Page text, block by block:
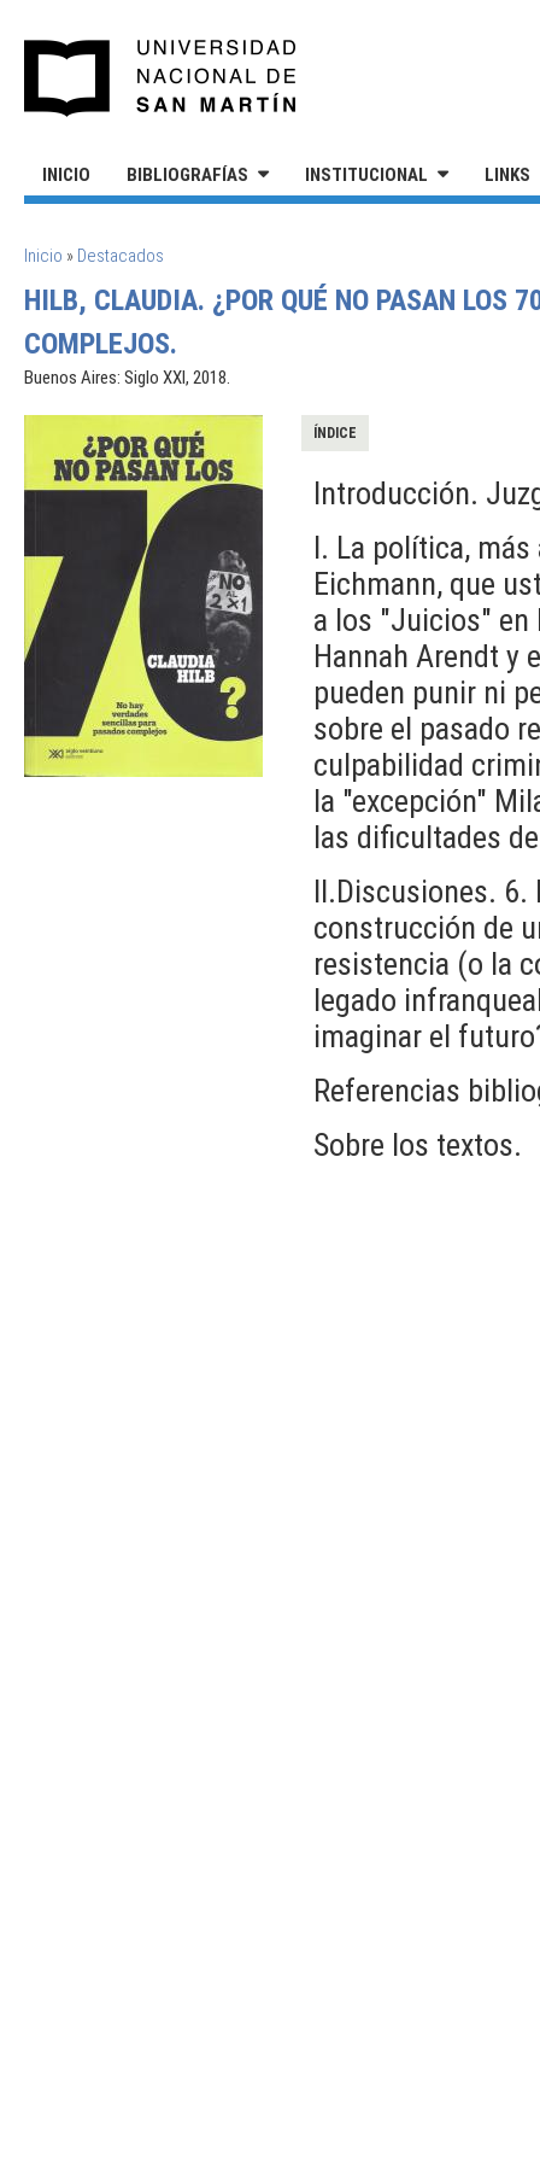
INICIO BIBLIOGRAFÍAS INSTITUCIONAL LINKS
SE ENCUENTRA USTED AQUÍ
Inicio » Destacados
HILB, CLAUDIA. ¿POR QUÉ NO PASAN LOS
COMPLEJOS.
Buenos Aires: Siglo XXI, 2018.
ÍNDICE
Introducción.
I. La política,
Eichmann, que
a los "Juicios" en
Hannah Arendt y
pueden punir ni
sobre el pasado
culpabilidad
la "excepción"
las dificultades
II.Discusiones. 6.
construcción de
resistencia (o la
legado
imaginar el
Referencias
Sobre los textos.